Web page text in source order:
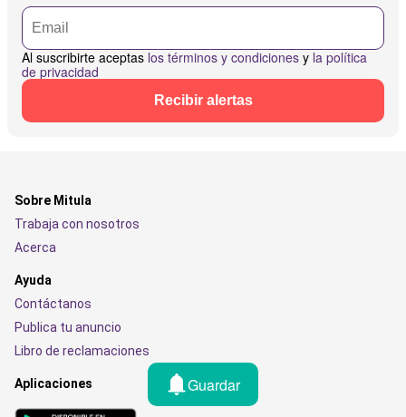
Al suscribirte aceptas los términos y condiciones y la política
de privacidad
Recibir alertas
Guardar
Sobre Mitula
Trabaja con nosotros
Acerca
Ayuda
Contáctanos
Publica tu anuncio
Libro de reclamaciones
Aplicaciones